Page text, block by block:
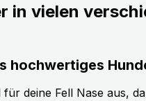
in vielen
hochwertiges
deine Fell Nase aus,